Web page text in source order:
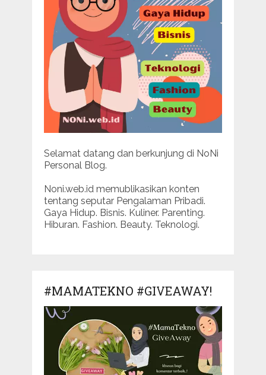
Selamat datang dan berkunjung di NoNi
Personal Blog.
Noni.web.id memublikasikan konten
tentang seputar Pengalaman Pribadi.
Gaya Hidup. Bisnis. Kuliner. Parenting.
Hiburan. Fashion. Beauty. Teknologi.
#MAMATEKNO #GIVEAWAY!